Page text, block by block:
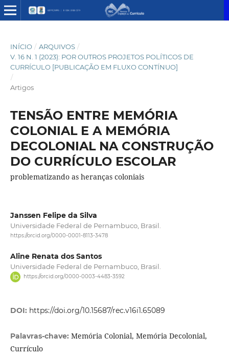
INÍCIO / ARQUIVOS /
V. 16 N. 1 (2023): POR OUTROS PROJETOS POLÍTICOS DE
CURRÍCULO [PUBLICAÇÃO EM FLUXO CONTÍNUO]
/
Artigos
TENSÃO ENTRE MEMÓRIA
COLONIAL E A MEMÓRIA
DECOLONIAL NA CONSTRUÇÃO
DO CURRÍCULO ESCOLAR
problematizando as heranças coloniais
Janssen Felipe da Silva
Universidade Federal de Pernambuco, Brasil.
https://orcid.org/0000-0001-8113-3478
Aline Renata dos Santos
Universidade Federal de Pernambuco, Brasil.
https://orcid.org/0000-0003-4483-3592
DOI: https://doi.org/10.15687/rec.v16i1.65089
Palavras-chave: Memória Colonial, Memória Decolonial,
Currículo